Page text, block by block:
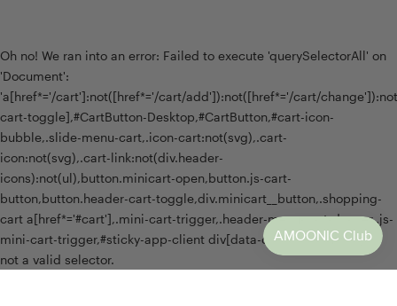
Oh no! We ran into an error: Failed to execute 'querySelectorAll' on
'Document':
'a[href*='/cart']:not([href*='/cart/add']):not([href*='/cart/
cart-toggle],#CartButton-Desktop,#CartButton,#cart-icon-
bubble,.slide-menu-cart,.icon-cart:not(svg),.cart-
icon:not(svg),.cart-link:not(div.header-
icons):not(ul),button.minicart-open,button.js-cart-
button,button.header-cart-toggle,div.minicart__button,.shopping-
cart a[href*='#cart'],.mini-cart-trigger,.header-menu-cart-drawer,.js-
mini-cart-trigger,#sticky-app-client div[data-cl='sticky-button']' is
not a valid selector.